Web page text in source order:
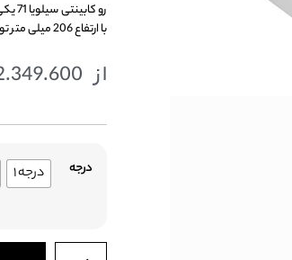
رو
با ارتفاع 206 میلی متر تولید می شود
از
درجه درجه ۱